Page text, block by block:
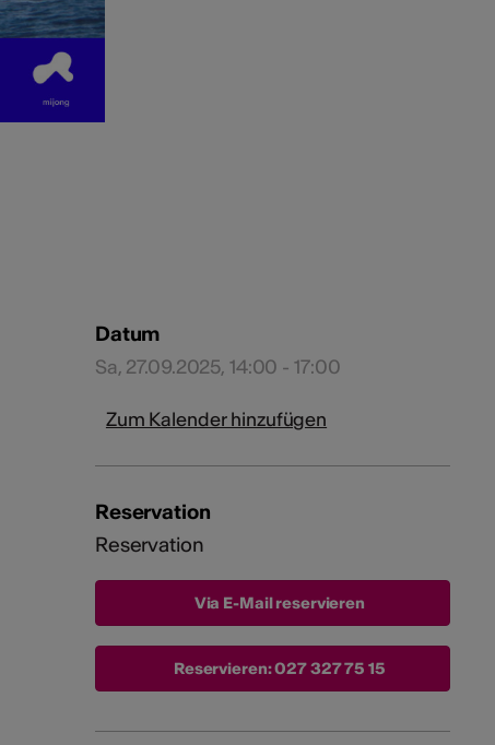
Datum
Sa, 27.09.2025, 14:00 - 17:00
Zum Kalender hinzufügen
Reservation
Reservation
Via E-Mail reservieren
Reservieren:027 327 75 15